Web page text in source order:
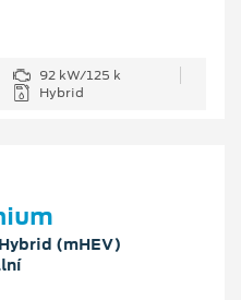
92 kW/125 k
Hybrid
(mHEV)